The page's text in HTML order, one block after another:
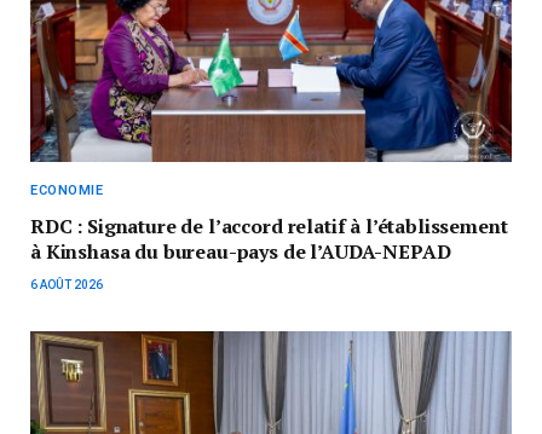
ECONOMIE
RDC : Signature de l’accord relatif à l’établissement
à Kinshasa du bureau-pays de l’AUDA-NEPAD
6 AOÛT 2026